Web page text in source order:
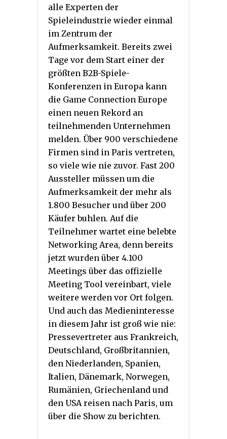
alle Experten der
Spieleindustrie wieder einmal
im Zentrum der
Aufmerksamkeit. Bereits zwei
Tage vor dem Start einer der
größten B2B-Spiele-
Konferenzen in Europa kann
die Game Connection Europe
einen neuen Rekord an
teilnehmenden Unternehmen
melden. Über 900 verschiedene
Firmen sind in Paris vertreten,
so viele wie nie zuvor. Fast 200
Aussteller müssen um die
Aufmerksamkeit der mehr als
1.800 Besucher und über 200
Käufer buhlen. Auf die
Teilnehmer wartet eine belebte
Networking Area, denn bereits
jetzt wurden über 4.100
Meetings über das offizielle
Meeting Tool vereinbart, viele
weitere werden vor Ort folgen.
Und auch das Medieninteresse
in diesem Jahr ist groß wie nie:
Pressevertreter aus Frankreich,
Deutschland, Großbritannien,
den Niederlanden, Spanien,
Italien, Dänemark, Norwegen,
Rumänien, Griechenland und
den USA reisen nach Paris, um
über die Show zu berichten.